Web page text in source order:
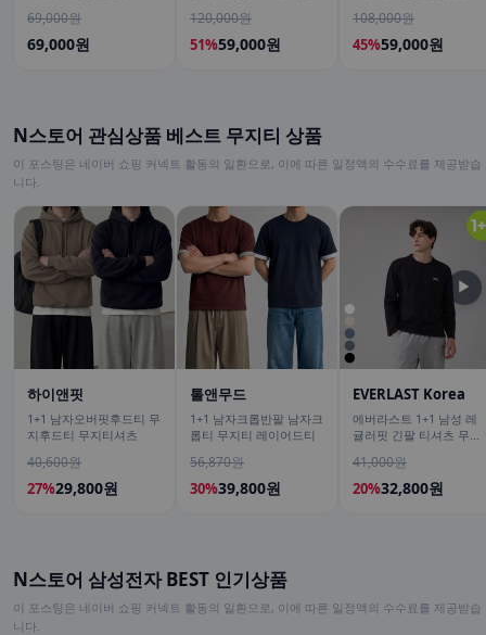
69,000원
69,000원
카와시계점/DSLR 사진촬
영
120,000원
51%59,000원
108,000원
45%59,000원
N스토어 관심상품 베스트 무지티 상품
이 포스팅은 네이버 쇼핑 커넥트 활동의 일환으로, 이에 따른 일정액의 수수료를 제공받습
니다.
하이앤핏
1+1 남자오버핏후드티 무
지후드티 무지티셔츠
40,600원
27%29,800원
톨앤무드
1+1 남자크롭반팔 남자크
롭티 무지티 레이어드티
56,870원
30%39,800원
EVERLAST Korea
에버라스트 1+1 남성 레
귤러핏 긴팔 티셔츠 무지
41,000원
20%32,800원
▶
N스토어 삼성전자 BEST 인기상품
이 포스팅은 네이버 쇼핑 커넥트 활동의 일환으로, 이에 따른 일정액의 수수료를 제공받습
니다.